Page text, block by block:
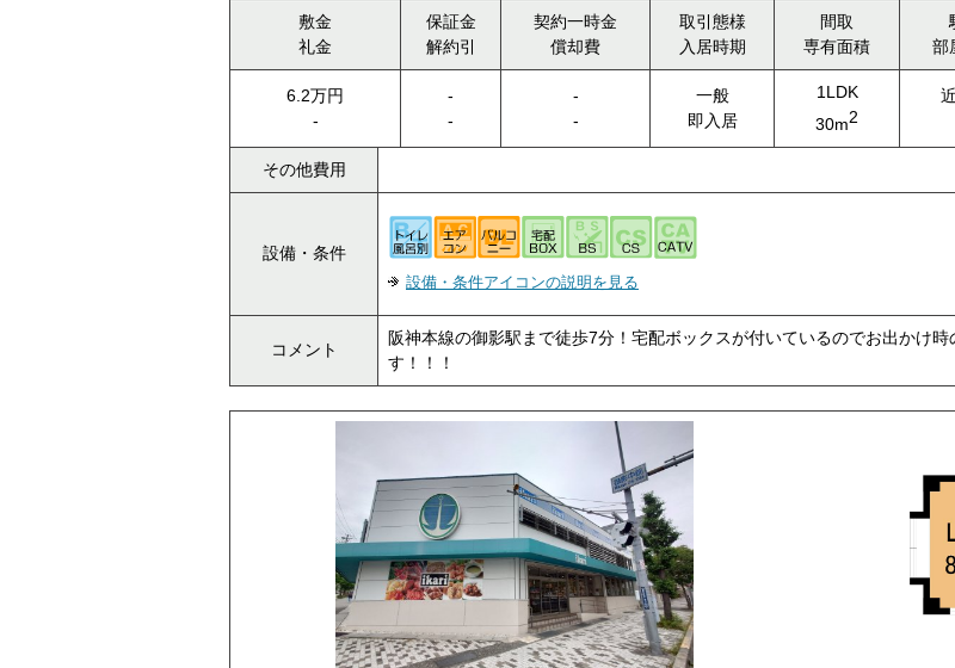
敷金
礼金
保証金
解約引
契約一時金
償却費
取引態様
入居時期
間取
専有面積
部
6.2万円
-
-
-
-
-
一般
即入居
1LDK
30m2
その他費用
設備・条件
設備・条件アイコンの説明を見る
コメント
阪神本線の御影駅まで徒歩7分！宅配ボックスが付いているのでお出かけ
す！！！